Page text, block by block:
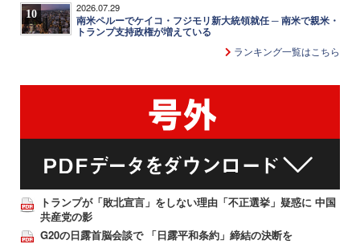
10 2026.07.29
南米ペルーでケイコ・フジモリ新大統領就任 ─ 南米で親米・
トランプ支持政権が増えている
ランキング一覧はこちら
トランプが「敗北宣言」をしない理由「不正選挙」疑惑に 中国
共産党の影
G20の日露首脳会談で 「日露平和条約」締結の決断を